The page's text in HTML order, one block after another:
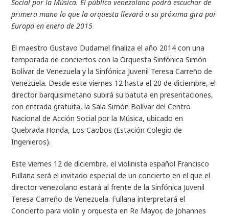
Social por la Música. El público venezolano podrá escuchar de
primera mano lo que la orquesta llevará a su próxima gira por
Europa en enero de 2015
El maestro Gustavo Dudamel finaliza el año 2014 con una
temporada de conciertos con la Orquesta Sinfónica Simón
Bolívar de Venezuela y la Sinfónica Juvenil Teresa Carreño de
Venezuela. Desde este viernes 12 hasta el 20 de diciembre, el
director barquisimetano subirá su batuta en presentaciones,
con entrada gratuita, la Sala Simón Bolívar del Centro
Nacional de Acción Social por la Música, ubicado en
Quebrada Honda, Los Caobos (Estación Colegio de
Ingenieros).
Este viernes 12 de diciembre, el violinista español Francisco
Fullana será el invitado especial de un concierto en el que el
director venezolano estará al frente de la Sinfónica Juvenil
Teresa Carreño de Venezuela. Fullana interpretará el
Concierto para violín y orquesta en Re Mayor, de Johannes